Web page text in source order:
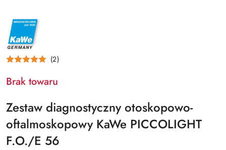
NAZWA
PRODUCENTA:
KAWE
(2)
Brak towaru
Zestaw diagnostyczny otoskopowo-
oftalmoskopowy KaWe PICCOLIGHT
F.O./E 56